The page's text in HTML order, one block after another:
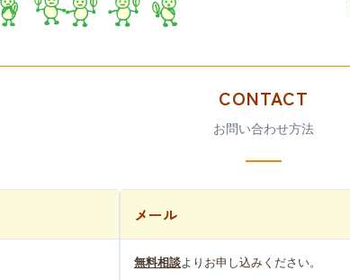
CONTACT
お問い合わせ方法
メール
無料相談よりお申し込みください。